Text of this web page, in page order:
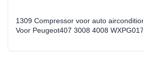
Weight:
1309 Compressor voor auto
Voor Peugeot407 3008 4008 WXPG017